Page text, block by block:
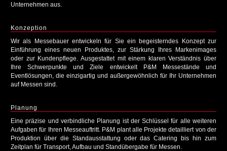
Unternehmen aus.
Konzeption
Wir als Messebauer entwickeln für Sie ein begeisterndes Konzept zur
Einführung eines neuen Produktes, zur Stärkung Ihres Markenimages
oder zur Kundenpflege. Ausgestattet mit einem klaren Verständnis über
Ihre Schwerpunkte und Ziele entwickelt P&M Messestände und
Eventlösungen, die einzigartig und außergewöhnlich für Ihr Unternehmen
auf Messen sind.
Planung
Eine präzise und verbindliche Planung ist der Schlüssel für alle weiteren
Aufgaben für Ihren Messeauftritt. P&M plant alle Projekte detailliert von der
Produktion über die Standausstattung oder das Catering bis hin zum
Zeitplan für Transport, Aufbau und Standübergabe für Messen.